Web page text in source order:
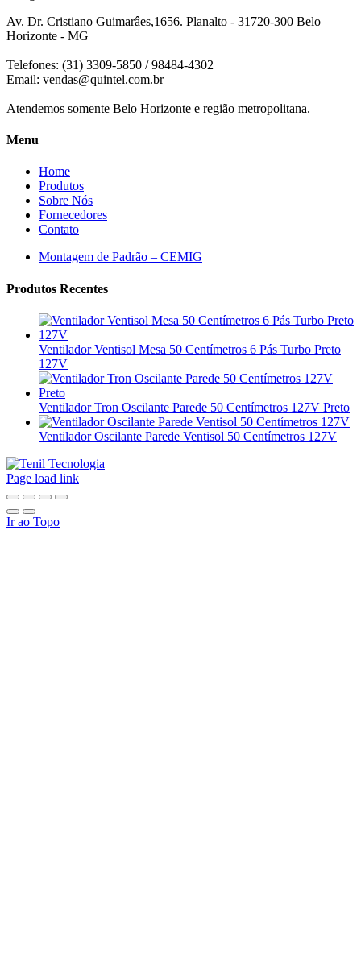
Av. Dr. Cristiano Guimarâes,1656. Planalto - 31720-300 Belo
Horizonte - MG
Telefones: (31) 3309-5850 / 98484-4302
Email: vendas@quintel.com.br
Atendemos somente Belo Horizonte e região metropolitana.
Menu
Home
Produtos
Sobre Nós
Fornecedores
Contato
Montagem de Padrão – CEMIG
Produtos Recentes
Ventilador Ventisol Mesa 50 Centímetros 6 Pás Turbo Preto
127V
Ventilador Tron Oscilante Parede 50 Centímetros 127V Preto
Ventilador Oscilante Parede Ventisol 50 Centímetros 127V
Page load link
Ir ao Topo